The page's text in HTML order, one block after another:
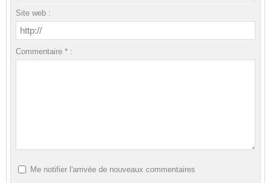
Site web :
Commentaire * :
Me notifier l'arrivée de nouveaux commentaires